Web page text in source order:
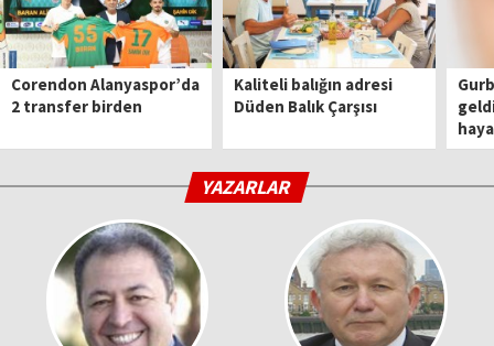
Corendon Alanyaspor’da
2 transfer birden
Kaliteli balığın adresi
Düden Balık Çarşısı
YAZARLAR